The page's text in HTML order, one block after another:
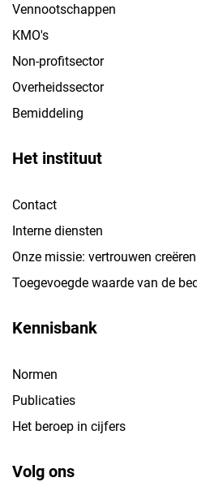
Vennootschappen
KMO's
Non-profitsector
Overheidssector
Bemiddeling
Het instituut
Contact
Interne diensten
Onze missie: vertrouwen creëren
Toegevoegde waarde van de
Kennisbank
Normen
Publicaties
Het beroep in cijfers
Volg ons